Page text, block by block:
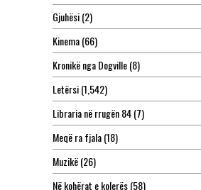
Gjuhësi(2)
Kinema(66)
Kronikë nga Dogville(8)
Letërsi(1,542)
Libraria në rrugën 84(7)
Meqë ra fjala(18)
Muzikë(26)
Në kohërat e kolerës(58)